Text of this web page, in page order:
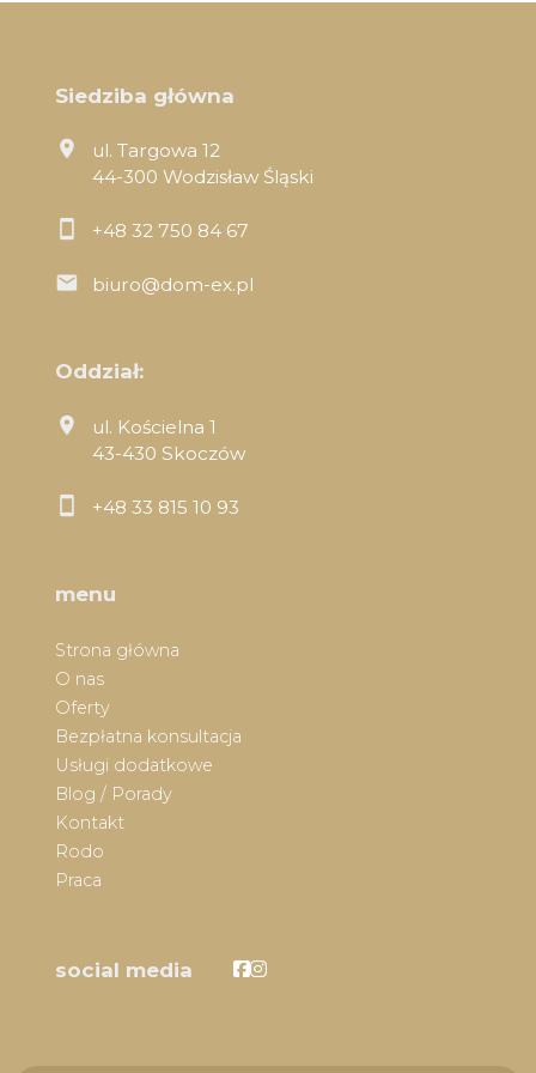
Siedziba główna
ul. Targowa 12
44-300 Wodzisław Śląski
+48 32 750 84 67
biuro@dom-ex.pl
Oddział:
ul. Kościelna 1
43-430 Skoczów
+48 33 815 10 93
menu
Strona główna
O nas
Oferty
Bezpłatna konsultacja
Usługi dodatkowe
Blog / Porady
Kontakt
Rodo
Praca
social media Facebook
Facebook